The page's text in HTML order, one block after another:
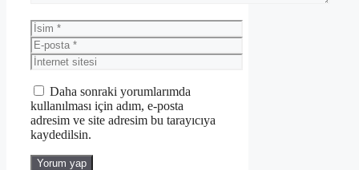
İsim
E-
posta
İnternet
sitesi
Daha sonraki yorumlarımda
kullanılması için adım, e-posta
adresim ve site adresim bu tarayıcıya
kaydedilsin.